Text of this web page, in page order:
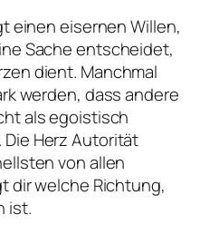
einen eisernen Willen,
Sache entscheidet,
dient. Manchmal
werden, dass andere
als egoistisch
Herz Autorität
von allen
dir welche Richtung,
ist.